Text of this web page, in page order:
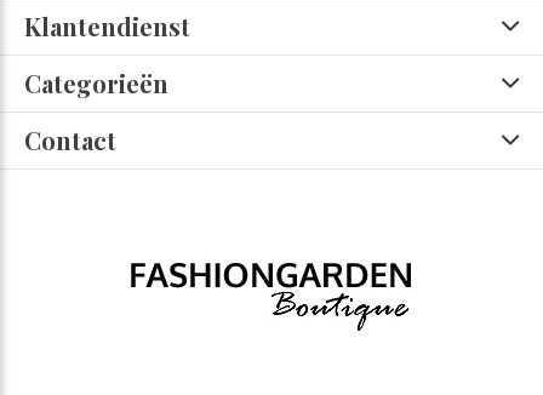
Klantendienst
Categorieën
Contact